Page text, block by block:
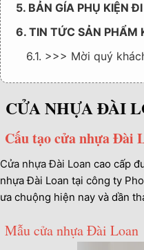
5. BẢN GÍA PHỤ KIỆN
6. TIN TỨC SẢN PHẨM
6.1. >>> Mời quý
CỬA NHỰA ĐÀI
Cấu tạo cửa nhựa Đài
Cửa nhựa Đài Loan cao cấp
nhựa Đài Loan tại công ty
ưa chuộng hiện nay và dần
Mẫu cửa nhựa Đài Loan